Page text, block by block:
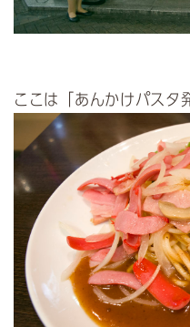
ここは「あんかけパスタ